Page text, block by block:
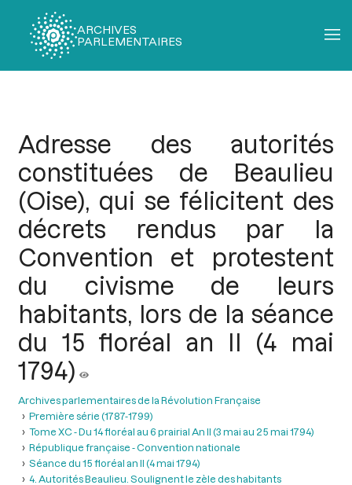
ARCHIVES
PARLEMENTAIRES
Adresse des autorités
constituées de Beaulieu
(Oise), qui se félicitent des
décrets rendus par la
Convention et protestent
du civisme de leurs
habitants, lors de la séance
du 15 floréal an II (4 mai
1794)
Archives parlementaires de la Révolution Française
Première série (1787-1799)
Tome XC - Du 14 floréal au 6 prairial An II (3 mai au 25 mai 1794)
République française - Convention nationale
Séance du 15 floréal an II (4 mai 1794)
4. Autorités Beaulieu. Soulignent le zèle des habitants